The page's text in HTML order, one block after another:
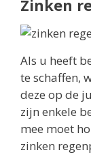
Zinken
Als u heeft
te schaffen,
deze op de
zijn enkele
mee moet
zinken